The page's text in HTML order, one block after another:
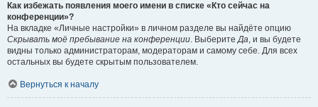
Как избежать появления моего имени в списке «Кто сейчас на
конференции»?
На вкладке «Личные настройки» в личном разделе вы найдёте опцию
Скрывать моё пребывание на конференции. ВыберитеДа, и вы будете
видны только администраторам, модераторам и самому себе. Для всех
остальных вы будете скрытым пользователем.
Вернуться к началу